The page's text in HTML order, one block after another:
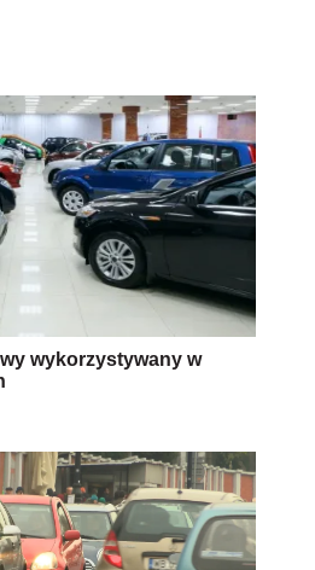
wykorzystywany w